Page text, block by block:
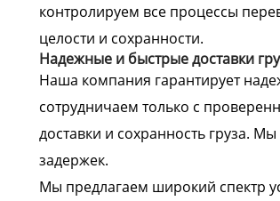
контролируем все процессы
целости и сохранности.
Надежные и быстрые доставки
Наша компания гарантирует
сотрудничаем только с
доставки и сохранность груза.
задержек.
Мы предлагаем широкий спектр